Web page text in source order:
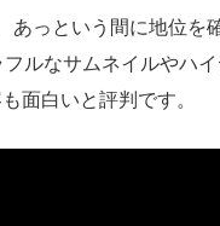
っという間に地位を
ルなサムネイルやハ
面白いと評判です。